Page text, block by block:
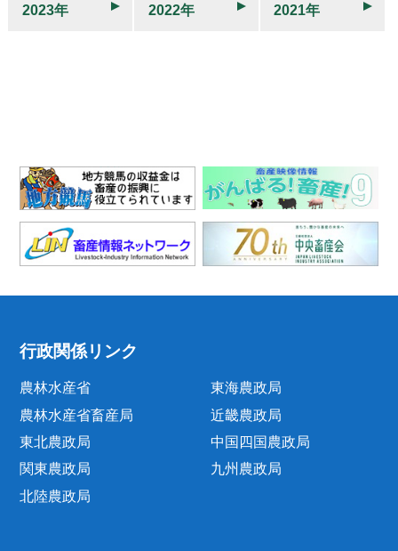
2023年 2022年 2021年
行政関係リンク
農林水産省
農林水産省畜産局
東北農政局
関東農政局
北陸農政局
東海農政局
近畿農政局
中国四国農政局
九州農政局